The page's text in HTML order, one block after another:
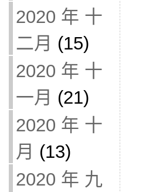
2020 年 十
二月 (15)
2020 年 十
一月 (21)
2020 年 十
月 (13)
2020 年 九